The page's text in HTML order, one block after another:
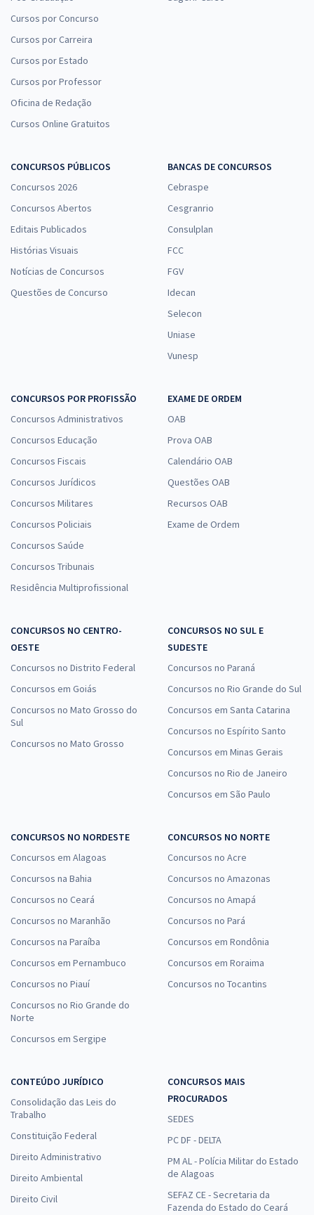
Cursos por Concurso
Cursos por Carreira
Cursos por Estado
Cursos por Professor
Oficina de Redação
Cursos Online Gratuitos
CONCURSOS PÚBLICOS
Concursos 2026
Concursos Abertos
Editais Publicados
Histórias Visuais
Notícias de Concursos
Questões de Concurso
BANCAS DE CONCURSOS
Cebraspe
Cesgranrio
Consulplan
FCC
FGV
Idecan
Selecon
Uniase
Vunesp
CONCURSOS POR PROFISSÃO
Concursos Administrativos
Concursos Educação
Concursos Fiscais
Concursos Jurídicos
Concursos Militares
Concursos Policiais
Concursos Saúde
Concursos Tribunais
Residência Multiprofissional
EXAME DE ORDEM
OAB
Prova OAB
Calendário OAB
Questões OAB
Recursos OAB
Exame de Ordem
CONCURSOS NO CENTRO-
OESTE
Concursos no Distrito Federal
Concursos em Goiás
Concursos no Mato Grosso do
Sul
Concursos no Mato Grosso
CONCURSOS NO SUL E
SUDESTE
Concursos no Paraná
Concursos no Rio Grande do Sul
Concursos em Santa Catarina
Concursos no Espírito Santo
Concursos em Minas Gerais
Concursos no Rio de Janeiro
Concursos em São Paulo
CONCURSOS NO NORDESTE
Concursos em Alagoas
Concursos na Bahia
Concursos no Ceará
Concursos no Maranhão
Concursos na Paraíba
Concursos em Pernambuco
Concursos no Piauí
Concursos no Rio Grande do
Norte
Concursos em Sergipe
CONCURSOS NO NORTE
Concursos no Acre
Concursos no Amazonas
Concursos no Amapá
Concursos no Pará
Concursos em Rondônia
Concursos em Roraima
Concursos no Tocantins
CONTEÚDO JURÍDICO
Consolidação das Leis do
Trabalho
Constituição Federal
Direito Administrativo
Direito Ambiental
Direito Civil
CONCURSOS MAIS
PROCURADOS
SEDES
PC DF - DELTA
PM AL - Polícia Militar do Estado
de Alagoas
SEFAZ CE - Secretaria da
Fazenda do Estado do Ceará